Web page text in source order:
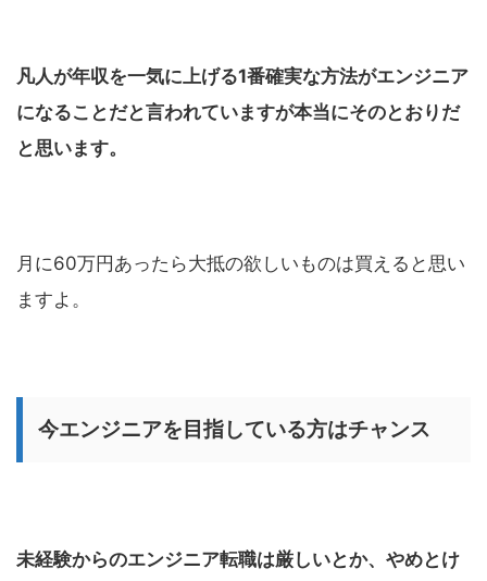
凡人が年収を一気に上げる1番確実な方法がエンジニア
になることだと言われていますが本当にそのとおりだ
と思います。
月に60万円あったら大抵の欲しいものは買えると思い
ますよ。
今エンジニアを目指している方はチャンス
未経験からのエンジニア転職は厳しいとか、やめとけ